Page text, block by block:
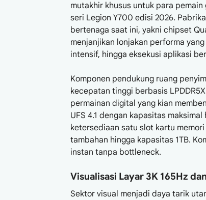
mutakhir khusus untuk para
seri Legion Y700 edisi 2026.
bertenaga saat ini, yakni chipset
menjanjikan lonjakan performa
intensif, hingga eksekusi aplikasi
Komponen pendukung ruang
kecepatan tinggi berbasis
permainan digital yang kian
UFS 4.1 dengan kapasitas
ketersediaan satu slot kartu
tambahan hingga kapasitas 1TB.
instan tanpa bottleneck.
Visualisasi Layar 3K 165Hz
Sektor visual menjadi daya tarik